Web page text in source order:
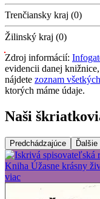
Trenčiansky kraj (0)
Žilinský kraj (0)
Zdroj informácií:
evidencii danej
nájdete zoznam
ktorých máme údaje.
Naši
Predchádzajúce Ďalšie